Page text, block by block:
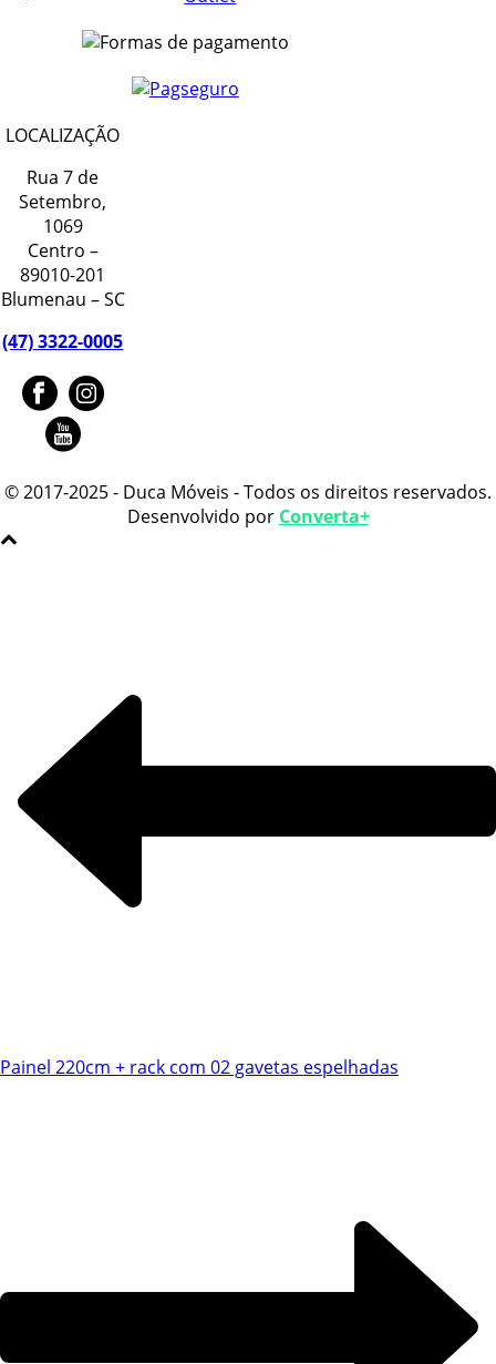
LOCALIZAÇÃO
Rua 7 de
Setembro,
1069
Centro –
89010-201
Blumenau – SC
(47) 3322-0005
© 2017-2025 - Duca Móveis - Todos os direitos reservados.
Desenvolvido por Converta+
Painel 220cm + rack com 02 gavetas espelhadas
Chat WhatsApp